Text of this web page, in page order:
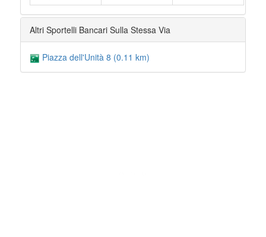
Altri Sportelli Bancari Sulla Stessa Via
Piazza dell'Unità 8 (0.11 km)